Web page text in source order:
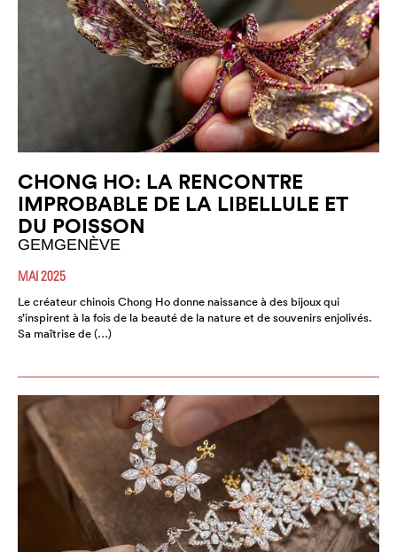
CHONG HO: LA RENCONTRE
IMPROBABLE DE LA LIBELLULE ET
DU POISSON
GEMGENÈVE
MAI 2025
Le créateur chinois Chong Ho donne naissance à des bijoux qui
s’inspirent à la fois de la beauté de la nature et de souvenirs enjolivés.
Sa maîtrise de (…)